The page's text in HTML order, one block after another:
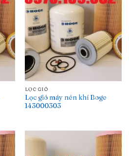
LỌC GIÓ
Lọc gió máy nén khí Boge
143000303